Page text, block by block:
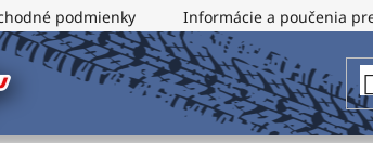
podmienky Informácie a poučenia